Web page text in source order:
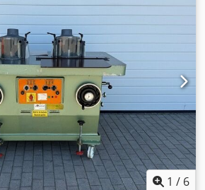
1 / 6